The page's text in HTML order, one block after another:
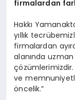
firmalardan
Hakkı
yıllık
firmalardan
alanında
ve
öncelik.”